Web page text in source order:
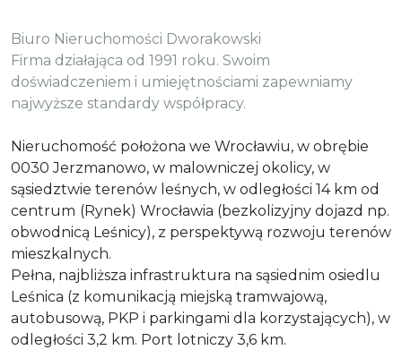
Biuro Nieruchomości Dworakowski
Firma działająca od 1991 roku. Swoim
doświadczeniem i umiejętnościami zapewniamy
najwyższe standardy współpracy.
Nieruchomość położona we Wrocławiu, w obrębie
0030 Jerzmanowo, w malowniczej okolicy, w
sąsiedztwie terenów leśnych, w odległości 14 km od
centrum (Rynek) Wrocławia (bezkolizyjny dojazd np.
obwodnicą Leśnicy), z perspektywą rozwoju terenów
mieszkalnych.
Pełna, najbliższa infrastruktura na sąsiednim osiedlu
Leśnica (z komunikacją miejską tramwajową,
autobusową, PKP i parkingami dla korzystających), w
odległości 3,2 km. Port lotniczy 3,6 km.